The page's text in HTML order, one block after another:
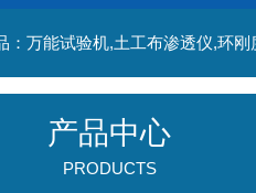
：万能试验机,土工布渗透仪,环刚
产品中心
PRODUCTS